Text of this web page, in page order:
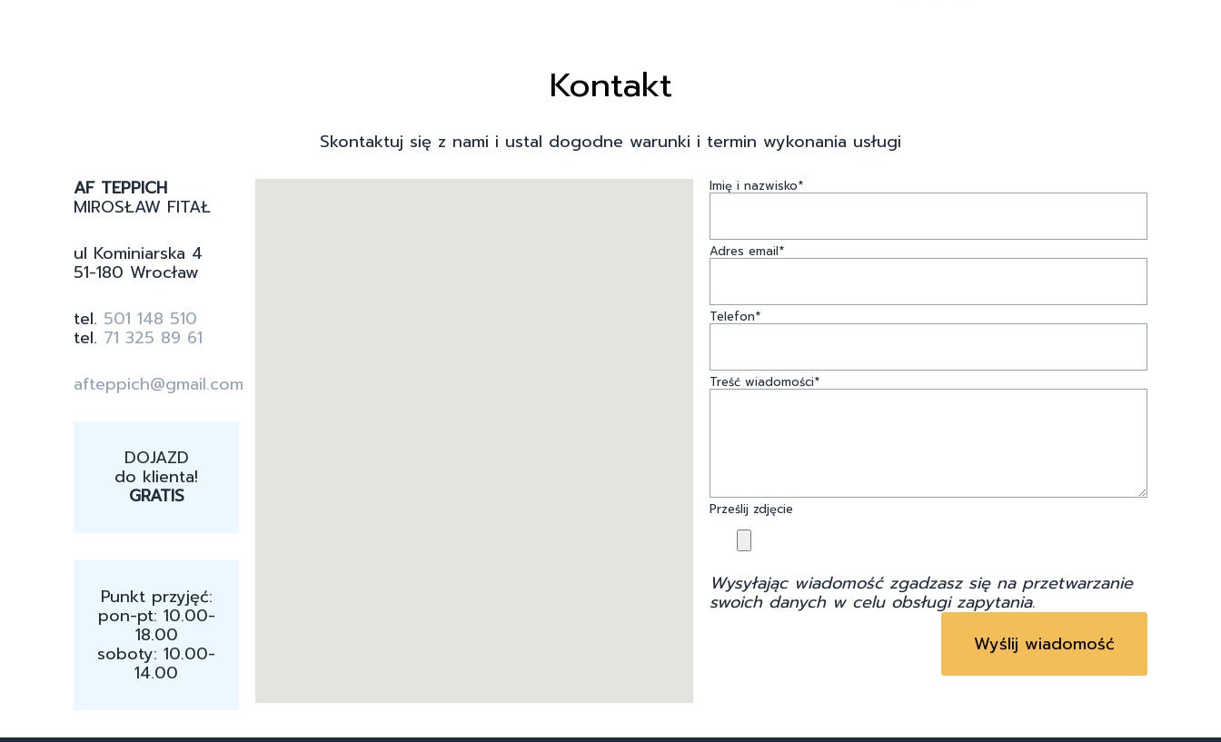
Kontakt
Skontaktuj się z nami i ustal dogodne warunki i termin wykonania usługi
AF TEPPICH
MIROSŁAW FITAŁ
ul Kominiarska 4
51-180 Wrocław
tel. 501 148 510
tel. 71 325 89 61
afteppich@gmail.com
DOJAZD
do klienta!
GRATIS
Punkt przyjęć:
pon-pt: 10.00-
18.00
soboty: 10.00-
14.00
Imię i nazwisko*
Adres email*
Telefon*
Treść wiadomości*
Prześlij zdjęcie
Wysyłając wiadomość zgadzasz się na przetwarzanie
swoich danych w celu obsługi zapytania.